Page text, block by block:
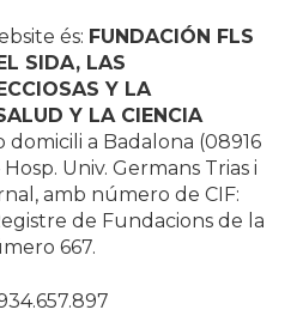
és: FUNDACIÓN FLS
SIDA, LAS
Y LA
Y LA CIENCIA
domicili a Badalona (08916
Univ. Germans Trias i
amb número de CIF:
de Fundacions de la
667.